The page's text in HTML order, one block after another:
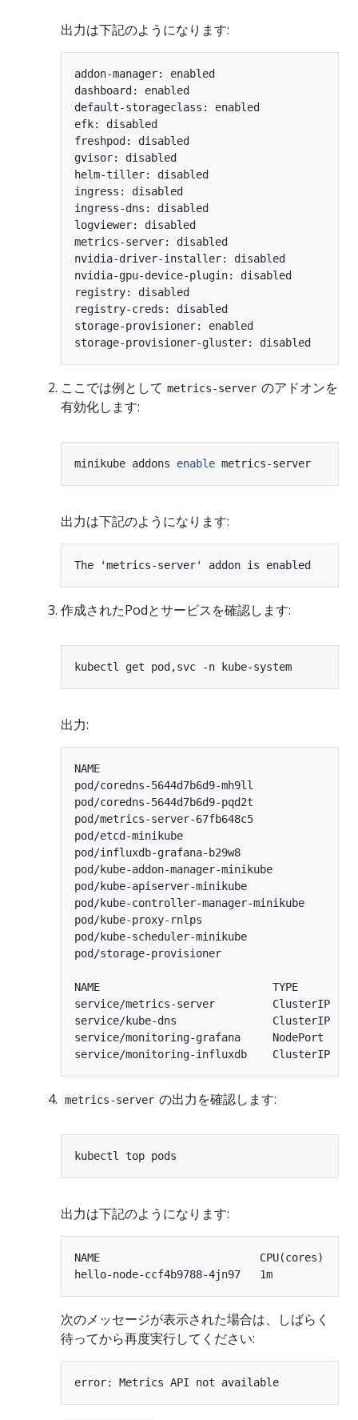
出力は下記のようになります:
addon-manager: enabled
dashboard: enabled
default-storageclass: enabled
efk: disabled
freshpod: disabled
gvisor: disabled
helm-tiller: disabled
ingress: disabled
ingress-dns: disabled
logviewer: disabled
metrics-server: disabled
nvidia-driver-installer: disabled
nvidia-gpu-device-plugin: disabled
registry: disabled
registry-creds: disabled
storage-provisioner: enabled
ここでは例として metrics-server のアドオンを
有効化します:
minikube addons enable
出力は下記のようになります:
作成されたPodとサービスを確認します:
出力:
NAME                                        READY
pod/coredns-5644d7b6d9-mh9ll
pod/coredns-5644d7b6d9-pqd2t
pod/metrics-server-67fb648c5
pod/etcd-minikube
pod/influxdb-grafana-b29w8
pod/kube-addon-manager-minikube
pod/kube-apiserver-minikube
pod/kube-controller-manager-minikube
pod/kube-proxy-rnlps
pod/kube-scheduler-minikube
pod/storage-provisioner
NAME                           TYPE
service/metrics-server         ClusterIP
service/kube-dns               ClusterIP
service/monitoring-grafana     NodePort
metrics-server の出力を確認します:
出力は下記のようになります:
NAME                         CPU(cores)
次のメッセージが表示された場合は、しばらく
待ってから再度実行してください: